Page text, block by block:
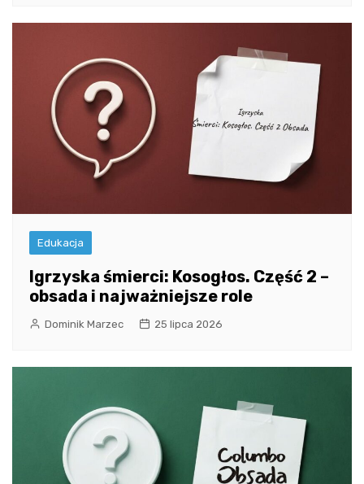
Edukacja
Igrzyska śmierci: Kosogłos. Część 2 –
obsada i najważniejsze role
Dominik Marzec 25 lipca 2026